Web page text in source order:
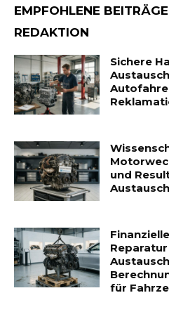
EMPFOHLENE
REDAKTION
Sichere
und
für